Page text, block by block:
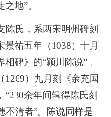
地”。
陈氏，系两宋明州碑刻
祐五年（1038）十月
碑》的“颍川陈说”，
1269）九月刻《余充国
余年间辑得陈氏刻
不清者”。陈说同样是